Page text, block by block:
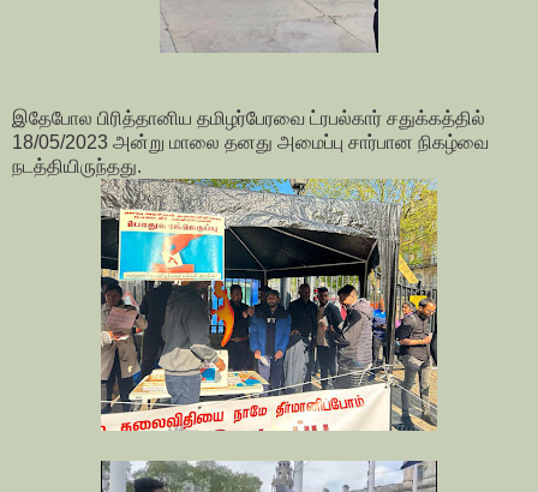
இதேபோல பிரித்தானிய தமிழர்பேரவை ட்ரபல்கார் சதுக்கத்தில்
18/05/2023 அன்று மாலை தனது அமைப்பு சார்பான நிகழ்வை
நடத்தியிருந்தது.